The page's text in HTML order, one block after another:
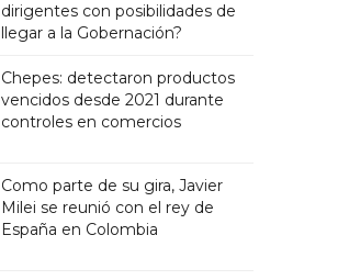
dirigentes con posibilidades de
llegar a la Gobernación?
Chepes: detectaron productos
vencidos desde 2021 durante
controles en comercios
Como parte de su gira, Javier
Milei se reunió con el rey de
España en Colombia